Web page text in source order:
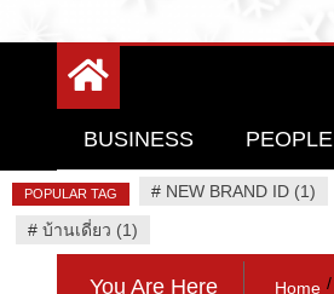
94 Report.com
BUSINESS PEOPLE
POPULAR TAG # NEW BRAND ID (1)
# บ้านเดี่ยว (1)
You Are Here Home